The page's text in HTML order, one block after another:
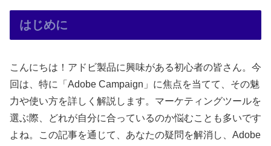
はじめに
こんにちは！アドビ製品に興味がある初心者の皆さん。今
回は、特に「Adobe Campaign」に焦点を当てて、その魅
力や使い方を詳しく解説します。マーケティングツールを
選ぶ際、どれが自分に合っているのか悩むことも多いです
よね。この記事を通じて、あなたの疑問を解消し、Adobe